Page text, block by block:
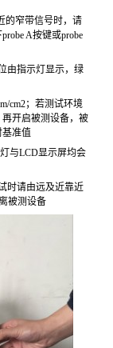
的窄带信号时，请
A按键或probe
由指示灯显示，绿
cm2；若测试环境
开启被测设备，被
准值
与LCD显示屏均会
时请由远及近靠近
被测设备